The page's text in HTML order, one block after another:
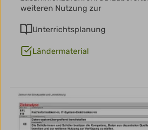
weiteren Nutzung zur
Unterrichtsplanung
Ländermaterial